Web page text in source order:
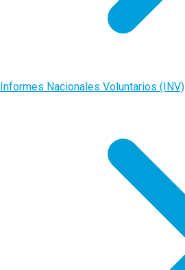
Informes Nacionales Voluntarios (INV)